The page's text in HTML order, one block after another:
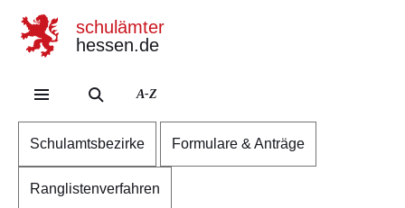
schulämter
hessen.de
A-Z
Schulamtsbezirke Formulare & Anträge
Ranglistenverfahren